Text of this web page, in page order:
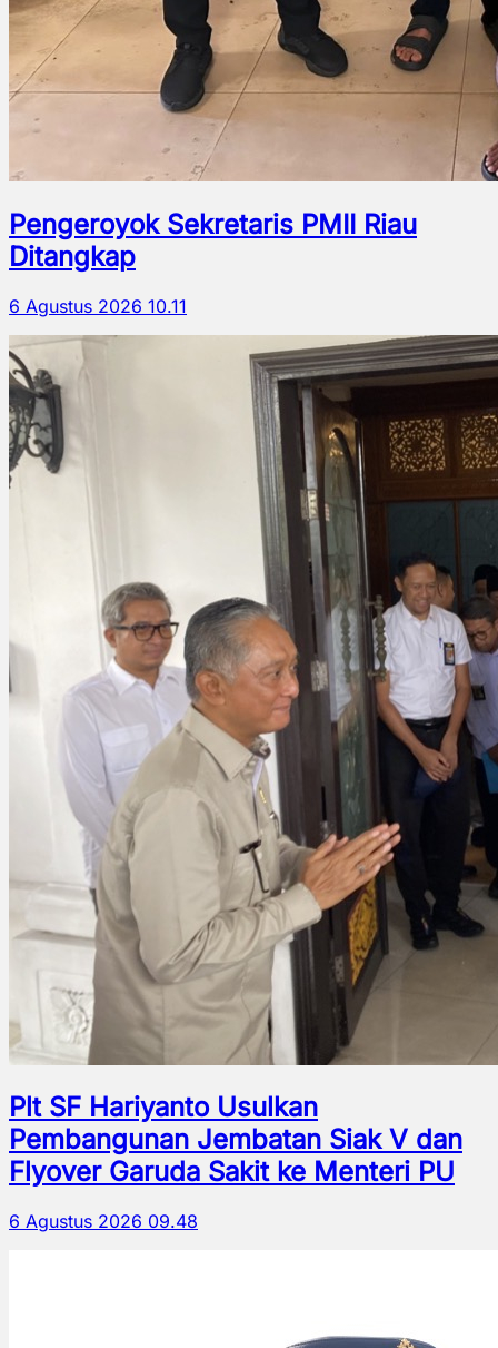
Pengeroyok Sekretaris PMII Riau
Ditangkap
6 Agustus 2026 10.11
Plt SF Hariyanto Usulkan
Pembangunan Jembatan Siak V dan
Flyover Garuda Sakit ke Menteri PU
6 Agustus 2026 09.48